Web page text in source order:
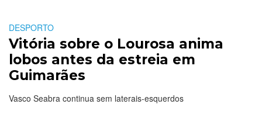
DESPORTO
Vitória sobre o Lourosa anima
lobos antes da estreia em
Guimarães
Vasco Seabra continua sem laterais-esquerdos